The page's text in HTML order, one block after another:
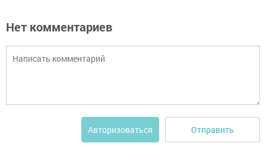
Нет комментариев
Авторизоваться Отправить